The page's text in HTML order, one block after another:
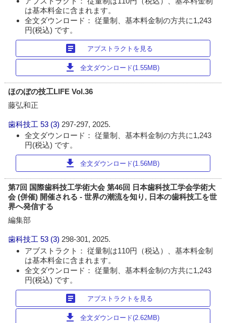
は基本料金に含まれます。
全文ダウンロード： 従量制、基本料金制の方共に1,243
円(税込) です。
article アブストラクトを見る
download 全文ダウンロード(1.55MB)
ほのぼの技工LIFE Vol.36
藤弘和正
歯科技工 53 (3) 297-297, 2025.
全文ダウンロード： 従量制、基本料金制の方共に1,243
円(税込) です。
download 全文ダウンロード(1.56MB)
第7回 国際歯科技工学術大会 第46回 日本歯科技工学会学術大
会 (併催) 開催される - 世界の潮流を知り, 日本の歯科技工を世
界へ発信する
編集部
歯科技工 53 (3) 298-301, 2025.
アブストラクト： 従量制は110円（税込）、基本料金制
は基本料金に含まれます。
全文ダウンロード： 従量制、基本料金制の方共に1,243
円(税込) です。
article アブストラクトを見る
download 全文ダウンロード(2.62MB)